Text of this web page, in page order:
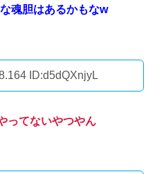
魂胆はあるかもなw
ID:d5dQXnjyL
ってないやつやん